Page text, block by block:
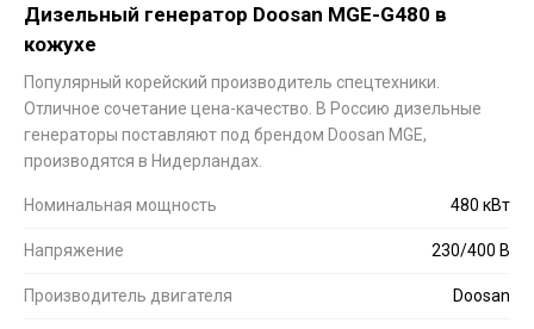
Дизельный генератор Doosan MGE-G480 в
кожухе
Популярный корейский производитель спецтехники.
Отличное сочетание цена-качество. В Россию дизельные
генераторы поставляют под брендом Doosan MGE,
производятся в Нидерландах.
Номинальная мощность 480 кВт
Напряжение 230/400 В
Производитель двигателя Doosan